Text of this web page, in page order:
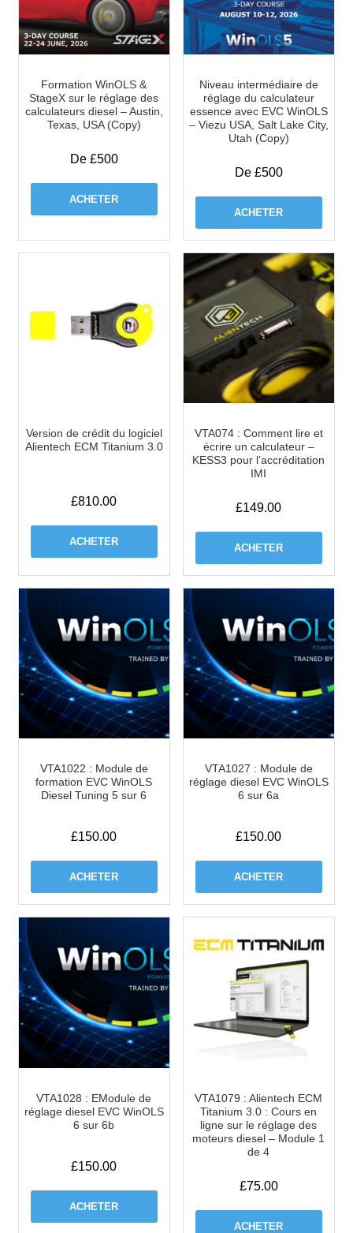
Formation WinOLS &
StageX sur le réglage des
calculateurs diesel – Austin,
Texas, USA (Copy)
De £500
ACHETER
Niveau intermédiaire de
réglage du calculateur
essence avec EVC WinOLS
– Viezu USA, Salt Lake City,
Utah (Copy)
De £500
ACHETER
Version de crédit du logiciel
Alientech ECM Titanium 3.0
£810.00
ACHETER
VTA074 : Comment lire et
écrire un calculateur –
KESS3 pour l’accréditation
IMI
£149.00
ACHETER
VTA1022 : Module de
formation EVC WinOLS
Diesel Tuning 5 sur 6
£150.00
ACHETER
VTA1027 : Module de
réglage diesel EVC WinOLS
6 sur 6a
£150.00
ACHETER
VTA1028 : EModule de
réglage diesel EVC WinOLS
6 sur 6b
£150.00
ACHETER
VTA1079 : Alientech ECM
Titanium 3.0 : Cours en
ligne sur le réglage des
moteurs diesel – Module 1
de 4
£75.00
ACHETER